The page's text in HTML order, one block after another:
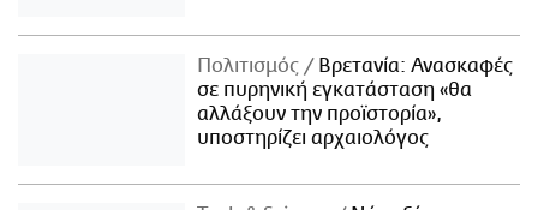
Πολιτισμός
Βρετανία: Ανασκαφές
σε πυρηνική εγκατάσταση «θα
αλλάξουν την προϊστορία»,
υποστηρίζει αρχαιολόγος